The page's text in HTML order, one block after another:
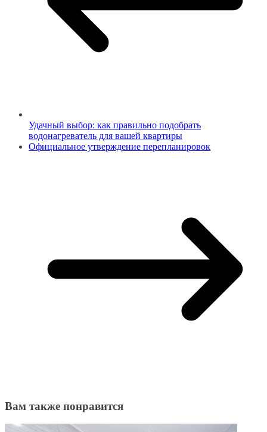
Удачный выбор: как правильно подобрать
водонагреватель для вашей квартиры
Официальное утверждение перепланировок
Вам также понравится